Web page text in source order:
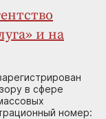
и на
в сфере
номер: